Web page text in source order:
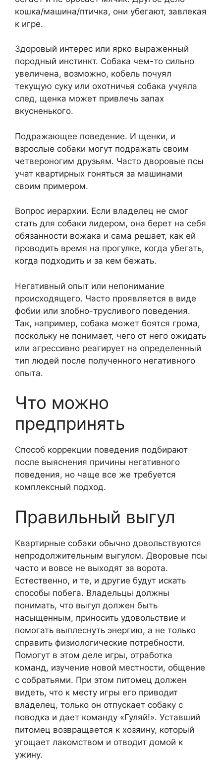
кошка/машина/птичка, они убегают, завлекая
к игре.
Здоровый интерес или ярко выраженный
породный инстинкт. Собака чем-то сильно
увеличена, возможно, кобель почуял
текущую суку или охотничья собака учуяла
след, щенка может привлечь запах
вкусненького.
Подражающее поведение. И щенки, и
взрослые собаки могут подражать своим
четвероногим друзьям. Часто дворовые псы
учат квартирных гоняться за машинами
своим примером.
Вопрос иерархии. Если владелец не смог
стать для собаки лидером, она берет на себя
обязанности вожака и сама решает, как ей
проводить время на прогулке, когда убегать,
когда подходить и за кем бежать.
Негативный опыт или непонимание
происходящего. Часто проявляется в виде
фобии или злобно-трусливого поведения.
Так, например, собака может боятся грома,
поскольку не понимает, чего от него ожидать
или агрессивно реагирует на определенный
тип людей после полученного негативного
опыта.
Что можно
предпринять
Способ коррекции поведения подбирают
после выяснения причины негативного
поведения, но чаще все же требуется
комплексный подход.
Правильный выгул
Квартирные собаки обычно довольствуются
непродолжительным выгулом. Дворовые псы
часто и вовсе не выходят за ворота.
Естественно, и те, и другие будут искать
способы побега. Владельцы должны
понимать, что выгул должен быть
насыщенным, приносить удовольствие и
помогать выплеснуть энергию, а не только
справить физиологические потребности.
Помогут в этом деле игры, отработка
команд, изучение новой местности, общение
с собратьями. При этом питомец должен
видеть, что к месту игры его приводит
владелец, только он отпускает собаку с
поводка и дает команду «Гуляй!». Уставший
питомец возвращается к хозяину, который
угощает лакомством и отводит домой к
ужину.